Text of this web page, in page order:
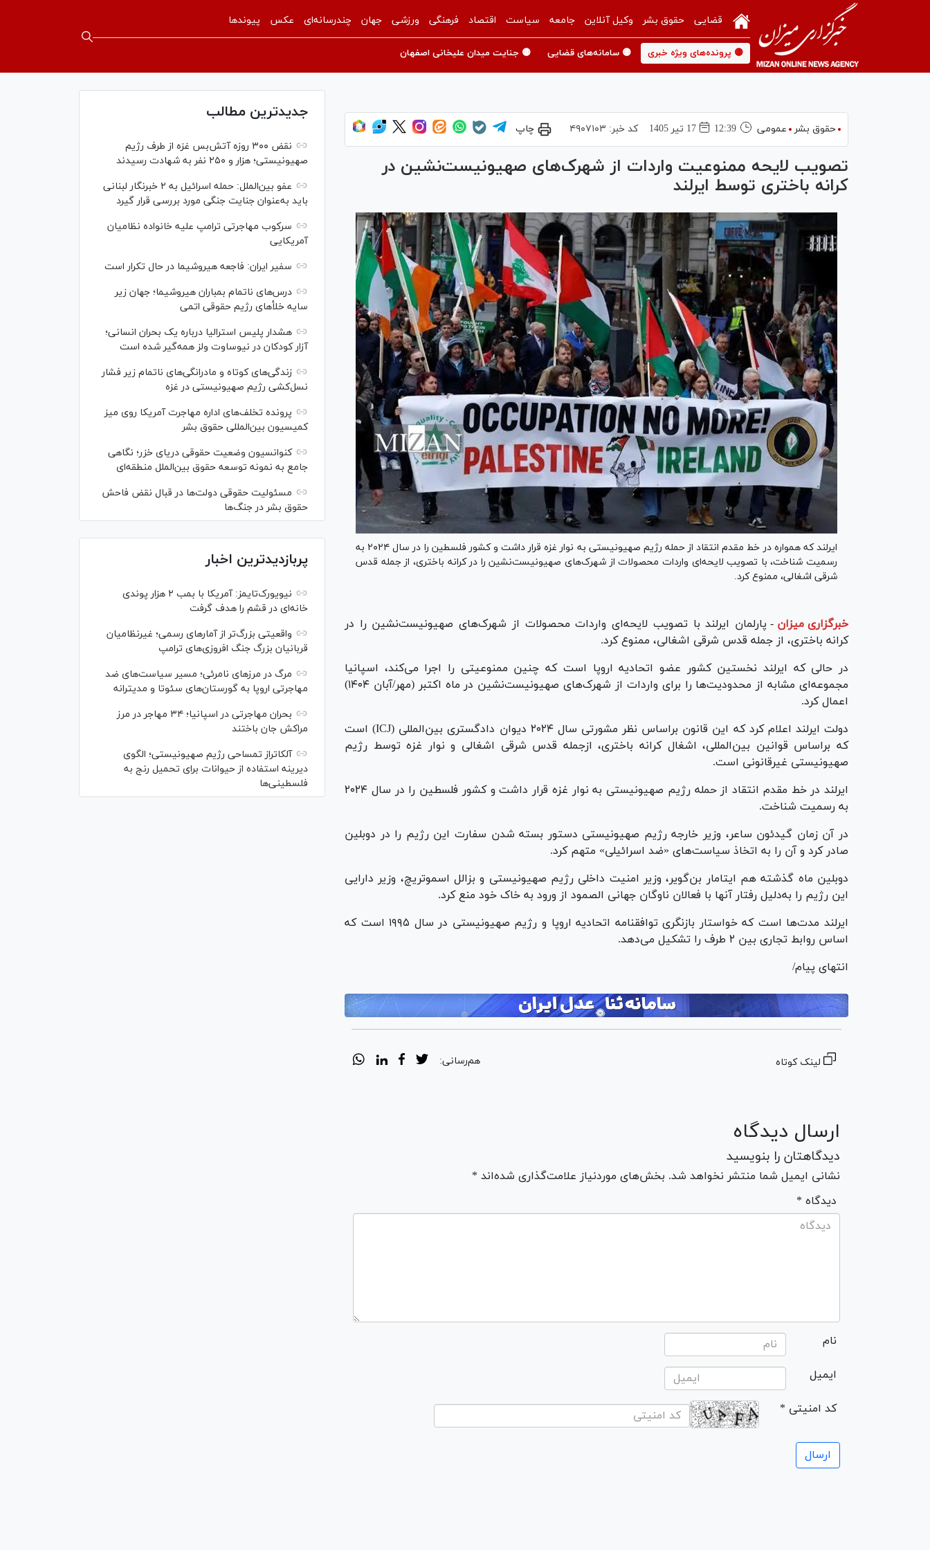
قضایی حقوق بشر وکیل آنلاین جامعه سیاست اقتصاد فرهنگی ورزشی جهان چندرسانه‌ای عکس پیوندها
🟡 پرونده‌های ویژه خبری 🟡 سامانه‌های قضایی 🟡 جنایت میدان علیخانی اصفهان
حقوق بشر عمومی 12:39 17 تير 1405 کد خبر: ۴۹۰۷۱۰۳ چاپ
تصویب لایحه ممنوعیت واردات از شهرک‌های صهیونیست‌نشین در
کرانه باختری توسط ایرلند
ایرلند که همواره در خط مقدم انتقاد از حمله رژیم صهیونیستی به نوار غزه قرار داشت و کشور فلسطین را در سال ۲۰۲۴ به
رسمیت شناخت، با تصویب لایحه‌ای واردات محصولات از شهرک‌های صهیونیست‌نشین را در کرانه باختری، از جمله قدس
شرقی اشغالی، ممنوع کرد.
خبرگزاری میزان - پارلمان ایرلند با تصویب لایحه‌ای واردات محصولات از شهرک‌های صهیونیست‌نشین را در
کرانه باختری، از جمله قدس شرقی اشغالی، ممنوع کرد.
در حالی که ایرلند نخستین کشور عضو اتحادیه اروپا است که چنین ممنوعیتی را اجرا می‌کند، اسپانیا
مجموعه‌ای مشابه از محدودیت‌ها را برای واردات از شهرک‌های صهیونیست‌نشین در ماه اکتبر (مهر/آبان ۱۴۰۴)
اعمال کرد.
دولت ایرلند اعلام کرد که این قانون براساس نظر مشورتی سال ۲۰۲۴ دیوان دادگستری بین‌المللی (ICJ) است
که براساس قوانین بین‌المللی، اشغال کرانه باختری، ازجمله قدس شرقی اشغالی و نوار غزه توسط رژیم
صهیونیستی غیرقانونی است.
ایرلند در خط مقدم انتقاد از حمله رژیم صهیونیستی به نوار غزه قرار داشت و کشور فلسطین را در سال ۲۰۲۴
به رسمیت شناخت.
در آن زمان گیدئون ساعر، وزیر خارجه رژیم صهیونیستی دستور بسته شدن سفارت این رژیم را در دوبلین
صادر کرد و آن را به اتخاذ سیاست‌های «ضد اسرائیلی» متهم کرد.
دوبلین ماه گذشته هم ایتامار بن‌گویر، وزیر امنیت داخلی رژیم صهیونیستی و بزالل اسموتریچ، وزیر دارایی
این رژیم را به‌دلیل رفتار آنها با فعالان ناوگان جهانی الصمود از ورود به خاک خود منع کرد.
ایرلند مدت‌ها است که خواستار بازنگری توافقنامه اتحادیه اروپا و رژیم صهیونیستی در سال ۱۹۹۵ است که
اساس روابط تجاری بین ۲ طرف را تشکیل می‌دهد.
انتهای پیام/
لینک کوتاه هم‌رسانی:
ارسال دیدگاه
دیدگاهتان را بنویسید
نشانی ایمیل شما منتشر نخواهد شد. بخش‌های موردنیاز علامت‌گذاری شده‌اند *
* دیدگاه
نام
ایمیل
* کد امنیتی
جدیدترین مطالب
نقض ۳۰۰ روزه آتش‌بس غزه از طرف رژیم
صهیونیستی؛ هزار و ۲۵۰ نفر به شهادت رسیدند
عفو بین‌الملل: حمله اسرائیل به ۲ خبرنگار لبنانی
باید به‌عنوان جنایت جنگی مورد بررسی قرار گیرد
سرکوب مهاجرتی ترامپ علیه خانواده نظامیان
آمریکایی
سفیر ایران: فاجعه هیروشیما در حال تکرار است
درس‌های ناتمام بمباران هیروشیما؛ جهان زیر
سایه خلأ‌های رژیم حقوقی اتمی
هشدار پلیس استرالیا درباره یک بحران انسانی؛
آزار کودکان در نیوساوت ولز همه‌گیر شده است
زندگی‌های کوتاه و مادرانگی‌های ناتمام زیر فشار
نسل‌کشی رژیم صهیونیستی در غزه
پرونده تخلف‌های اداره مهاجرت آمریکا روی میز
کمیسیون بین‌المللی حقوق بشر
کنوانسیون وضعیت حقوقی دریای خزر؛ نگاهی
جامع به نمونه توسعه حقوق بین‌الملل منطقه‌ای
مسئولیت حقوقی دولت‌ها در قبال نقض‌ فاحش
حقوق بشر در جنگ‌ها
پربازدیدترین اخبار
نیویورک‌تایمز: آمریکا با بمب ۲ هزار پوندی
خانه‌ای در قشم را هدف گرفت
واقعیتی بزرگ‌تر از آمار‌های رسمی؛ غیرنظامیان
قربانیان بزرگ جنگ افروزی‌های ترامپ
مرگ در مرز‌های نامرئی؛ مسیر سیاست‌های ضد
مهاجرتی اروپا به گورستان‌های سئوتا و مدیترانه
بحران مهاجرتی در اسپانیا؛ ۳۴ مهاجر در مرز
مراکش جان باختند
آلکاتراز تمساحی رژیم صهیونیستی؛ الگوی
دیرینه استفاده از حیوانات برای تحمیل رنج به
فلسطینی‌ها